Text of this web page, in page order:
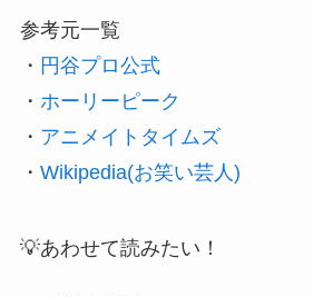
参考元一覧
・ 円谷プロ公式
・ ホーリーピーク
・ アニメイトタイムズ
・ Wikipedia(お笑い芸人)
💡あわせて読みたい！